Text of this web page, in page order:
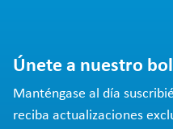
Únete a nuestro
Manténgase al día
reciba actualizaciones